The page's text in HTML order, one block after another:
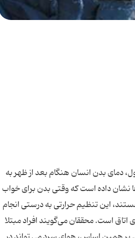
به طور معمول، دمای بدن انسان هنگام بعد از ظهر به
نشان داده است که وقتی بدن برای خواب
این تنظیم حرارتی به درستی انجام
است. محققان می‌گویند افراد مبتلا